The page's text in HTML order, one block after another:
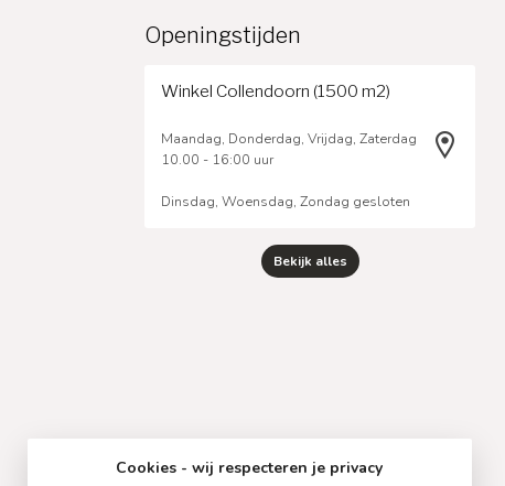
Openingstijden
Winkel Collendoorn (1500 m2)
Maandag, Donderdag, Vrijdag, Zaterdag
10.00 - 16:00 uur
Dinsdag, Woensdag, Zondag gesloten
Bekijk alles
Cookies - wij respecteren je privacy